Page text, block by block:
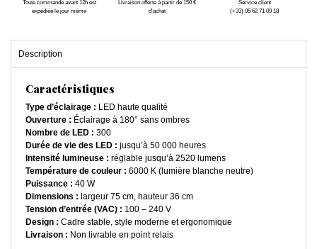
Toute commande avant 12h est
expédiée le jour même
Livraison offerte à partir de 150 €
d'achat
Service client
(+33) 05 62 71 09 18
Description
Caractéristiques
Type d’éclairage : LED haute qualité
Ouverture : Éclairage à 180° sans ombres
Nombre de LED : 300
Durée de vie des LED : jusqu’à 50 000 heures
Intensité lumineuse : réglable jusqu’à 2520 lumens
Température de couleur : 6000 K (lumière blanche neutre)
Puissance : 40 W
Dimensions : largeur 75 cm, hauteur 36 cm
Tension d’entrée (VAC) : 100 – 240 V
Design : Cadre stable, style moderne et ergonomique
Livraison : Non livrable en point relais